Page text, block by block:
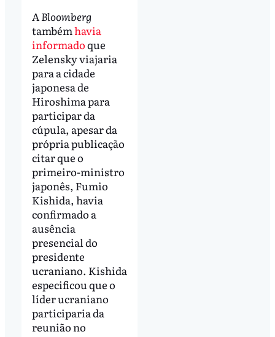
A Bloomberg
tambémhavia
informadoque
Zelensky viajaria
para a cidade
japonesa de
Hiroshima para
participar da
cúpula, apesar da
própria publicação
citar que o
primeiro-ministro
japonês, Fumio
Kishida, havia
confirmado a
ausência
presencial do
presidente
ucraniano. Kishida
especificou que o
líder ucraniano
participaria da
reunião no